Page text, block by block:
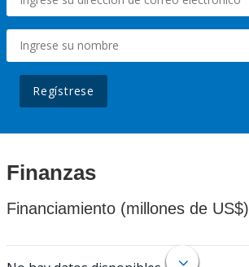
Regístrese
Finanzas
Financiamiento (millones de US$)